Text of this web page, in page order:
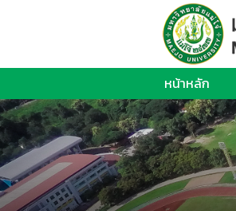
หน้าหลัก